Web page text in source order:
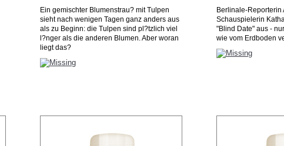
Ein gemischter Blumenstrau? mit Tulpen
sieht nach wenigen Tagen ganz anders aus
als zu Beginn: die Tulpen sind pl?tzlich viel
l?nger als die anderen Blumen. Aber woran
liegt das?
Berlinale-Reporterin
Schauspielerin
"Blind Date" aus -
wie vom Erdboden